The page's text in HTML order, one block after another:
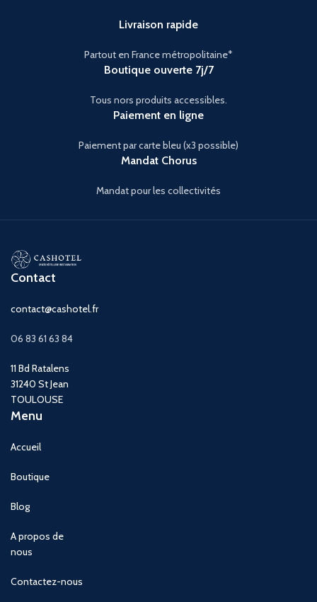
Livraison rapide
Partout en France métropolitaine*
Boutique ouverte 7j/7
Tous nors produits accessibles.
Paiement en ligne
Paiement par carte bleu (x3 possible)
Mandat Chorus
Mandat pour les collectivités
Contact
contact@cashotel.fr
06 83 61 63 84
11 Bd Ratalens
31240 St Jean
TOULOUSE
Menu
Accueil
Boutique
Blog
A propos de
nous
Contactez-nous